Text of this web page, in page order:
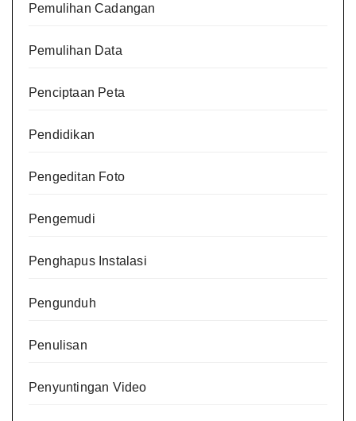
Pemulihan Cadangan
Pemulihan Data
Penciptaan Peta
Pendidikan
Pengeditan Foto
Pengemudi
Penghapus Instalasi
Pengunduh
Penulisan
Penyuntingan Video